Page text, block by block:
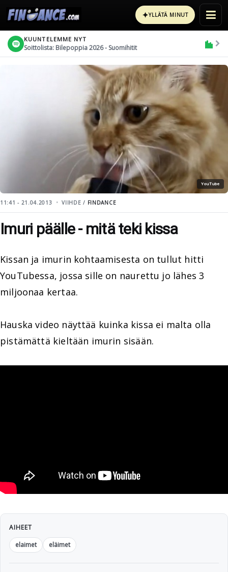
✦YLLÄTÄ MINUT
KUUNTELEMME NYT
Soittolista: Bilepoppia 2026 - Suomihitit
YouTube
11:41 - 21.04.2013 VIIHDE / FINDANCE
Imuri päälle - mitä teki kissa
Kissan ja imurin kohtaamisesta on tullut hitti
YouTubessa, jossa sille on naurettu jo lähes 3
miljoonaa kertaa.
Hauska video näyttää kuinka kissa ei malta olla
pistämättä kieltään imurin sisään.
AIHEET
elaimet
eläimet